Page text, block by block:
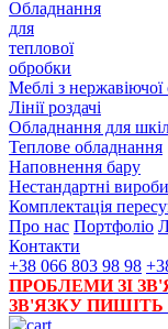
Обладнання
для
теплової
обробки
Меблі з нержавіючої
Лінії роздачі
Обладнання для
Теплове обладнання
Наповнення бару
Нестандартні вироби
Комплектація
Про нас Портфоліо
Контакти
+38 066 803 98 98
ПРОБЛЕМИ ЗІ
ЗВ'ЯЗКУ